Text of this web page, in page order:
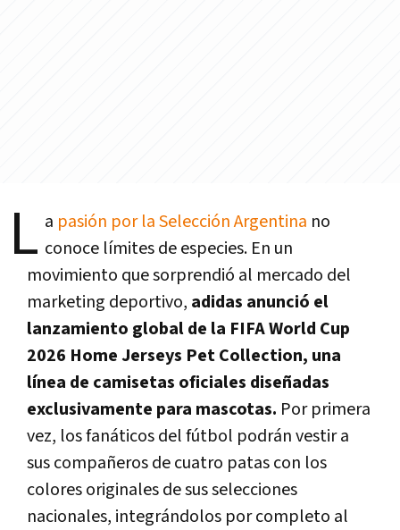
L a pasión por la Selección Argentina no
conoce límites de especies. En un
movimiento que sorprendió al mercado del
marketing deportivo, adidas anunció el
lanzamiento global de la FIFA World Cup
2026 Home Jerseys Pet Collection, una
línea de camisetas oficiales diseñadas
exclusivamente para mascotas. Por primera
vez, los fanáticos del fútbol podrán vestir a
sus compañeros de cuatro patas con los
colores originales de sus selecciones
nacionales, integrándolos por completo al